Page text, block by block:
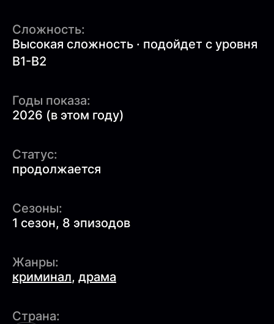
Сложность:
Высокая сложность · подойдет с уровня
B1-B2
Годы показа:
2026 (в этом году)
Статус:
продолжается
Сезоны:
1 сезон, 8 эпизодов
Жанры:
криминал, драма
Страна: